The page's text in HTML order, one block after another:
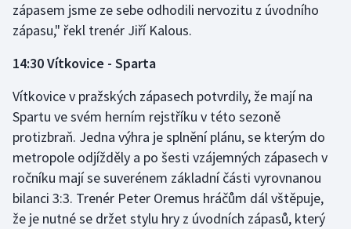
Plavání
Plážový volejbal
Ragby
Rychlobruslení
Rychlostní kanoistika
Short track
zápasem jsme ze sebe odhodili nervozitu z úvodního
zápasu," řekl trenér Jiří Kalous.
14:30 Vítkovice - Sparta
Vítkovice v pražských zápasech potvrdily, že mají na
Spartu ve svém herním rejstříku v této sezoně
protizbraň. Jedna výhra je splnění plánu, se kterým do
metropole odjížděly a po šesti vzájemných zápasech v
ročníku mají se suverénem základní části vyrovnanou
bilanci 3:3. Trenér Peter Oremus hráčům dál vštěpuje,
že je nutné se držet stylu hry z úvodních zápasů, který